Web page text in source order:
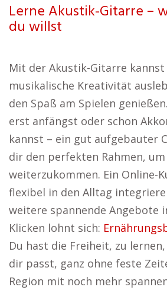
Lerne Akustik-Gitarre –
du willst
Mit der Akustik-Gitarre kannst
musikalische Kreativität
den Spaß am Spielen
erst anfängst oder schon
kannst – ein gut aufgebauter
dir den perfekten Rahmen, um
weiterzukommen. Ein Online-
flexibel in den Alltag
weitere spannende Angebote
Klicken lohnt sich:
Du hast die Freiheit, zu
dir passt, ganz ohne feste
Region mit noch mehr